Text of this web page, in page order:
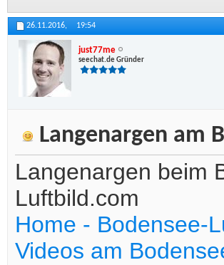
26.11.2016, 19:54
just77me
seechat.de Gründer
Langenargen am
Langenargen beim
Luftbild.com
Home - Bodensee-
Videos am